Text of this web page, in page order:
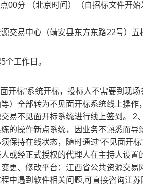
00分 （北京时间）（自招标文件开
交易中心（靖安县东方东路22号）五
个工作日。
开标”系统开标，投标人不需要到现
）全部转为不见面开标系统线上操
易不见面开标系统进行线上签到。
的操作新点系统，因业务不熟悉而
保持在线状态，随时通过“不见面开
或经正式授权的代理人在主持人设
更、修改平台：江西省公共资源交
中遇到软件相关问题,可直接咨询江